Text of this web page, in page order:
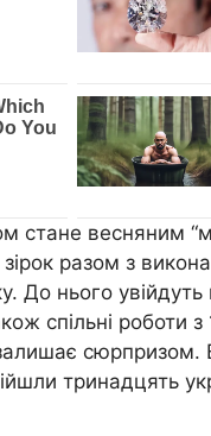
стане весняним
разом з
До нього увійдуть
спільні роботи
тринадцять